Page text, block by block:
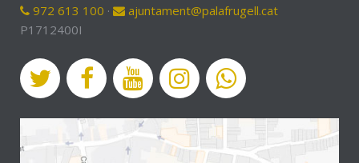
972 613 100 ·
ajuntament@palafrugell.cat
P1712400I